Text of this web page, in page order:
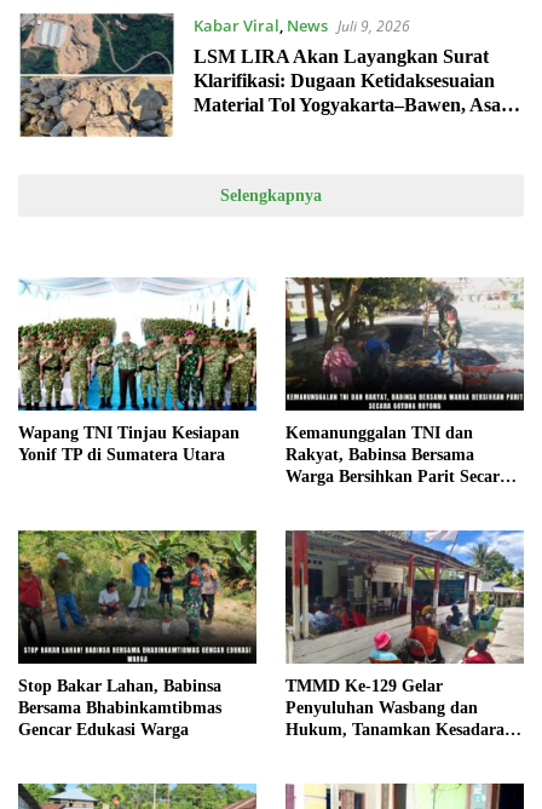
Kabar Viral, News Juli 9, 2026
LSM LIRA Akan Layangkan Surat
Klarifikasi: Dugaan Ketidaksesuaian
Material Tol Yogyakarta–Bawen, Asal
Selengkapnya
Wapang TNI Tinjau Kesiapan
Yonif TP di Sumatera Utara
Kemanunggalan TNI dan
Rakyat, Babinsa Bersama
Warga Bersihkan Parit Secara
Stop Bakar Lahan, Babinsa
Bersama Bhabinkamtibmas
Gencar Edukasi Warga
TMMD Ke-129 Gelar
Penyuluhan Wasbang dan
Hukum, Tanamkan Kesadaran